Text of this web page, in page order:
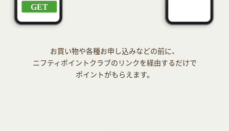
お買い物や各種お申し込みなどの前に、
ニフティポイントクラブのリンクを経由するだけで
ポイントがもらえます。